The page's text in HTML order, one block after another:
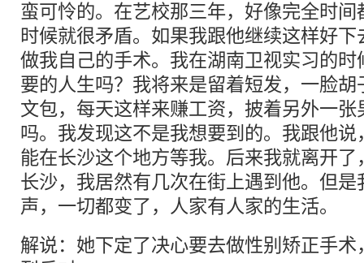
蛮可怜的。在艺校那三年，好像完全时
时候就很矛盾。如果我跟他继续这样好
做我自己的手术。我在湖南卫视实习的
要的人生吗？我将来是留着短发，一脸
文包，每天这样来赚工资，披着另外一
吗。我发现这不是我想要到的。我跟他
能在长沙这个地方等我。后来我就离开
长沙，我居然有几次在街上遇到他。但
声，一切都变了，人家有人家的生活。
解说：她下定了决心要去做性别矫正手